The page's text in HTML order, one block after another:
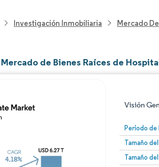
Investigación Inmobiliaria Mercado
de Bienes Raíces de
Visión
Período de
Tamaño
Tamaño